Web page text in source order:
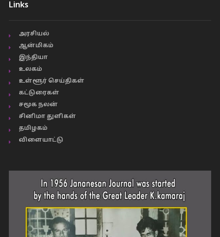
Links
அரசியல்
ஆன்மிகம்
இந்தியா
உலகம்
உள்ளூர் செய்திகள்
கட்டுரைகள்
சமூக நலன்
சினிமா துளிகள்
தமிழகம்
விளையாட்டு